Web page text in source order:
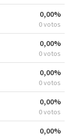
0,00%
0 votos
0,00%
0 votos
0,00%
0 votos
0,00%
0 votos
0,00%